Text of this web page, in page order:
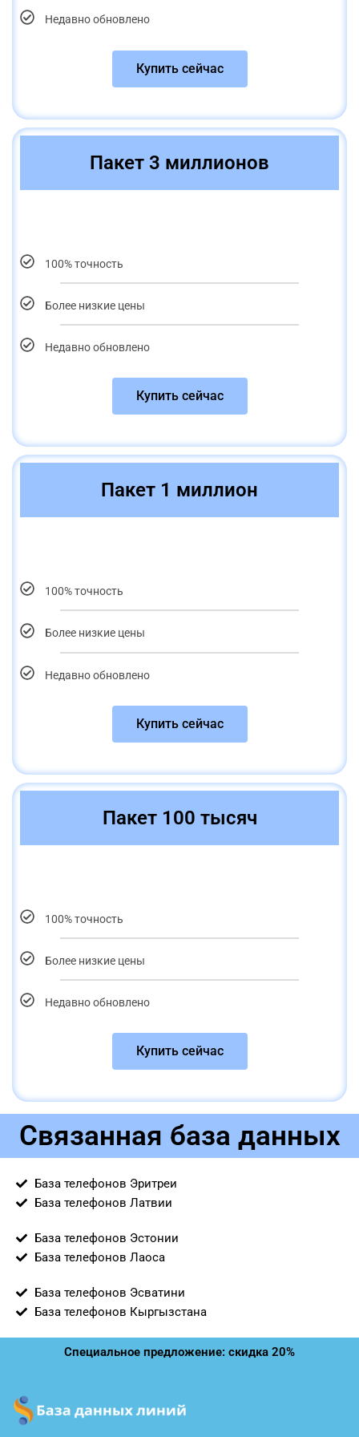
Недавно обновлено
Купить сейчас
Пакет 3 миллионов
100% точность
Более низкие цены
Недавно обновлено
Купить сейчас
Пакет 1 миллион
100% точность
Более низкие цены
Недавно обновлено
Купить сейчас
Пакет 100 тысяч
100% точность
Более низкие цены
Недавно обновлено
Купить сейчас
Связанная база данных
База телефонов Эритреи
База телефонов Латвии
База телефонов Эстонии
База телефонов Лаоса
База телефонов Эсватини
База телефонов Кыргызстана
Специальное предложение: скидка 20%